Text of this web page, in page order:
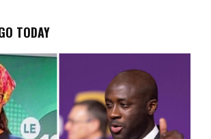
TODAY